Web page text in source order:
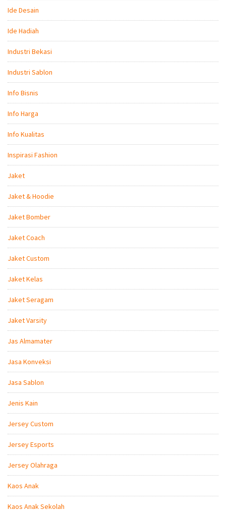
Ide Desain
Ide Hadiah
Industri Bekasi
Industri Sablon
Info Bisnis
Info Harga
Info Kualitas
Inspirasi Fashion
Jaket
Jaket & Hoodie
Jaket Bomber
Jaket Coach
Jaket Custom
Jaket Kelas
Jaket Seragam
Jaket Varsity
Jas Almamater
Jasa Konveksi
Jasa Sablon
Jenis Kain
Jersey Custom
Jersey Esports
Jersey Olahraga
Kaos Anak
Kaos Anak Sekolah